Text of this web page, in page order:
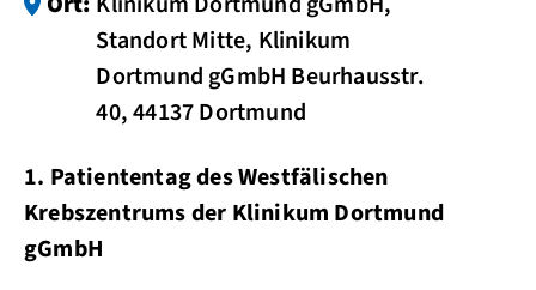
Standort Mitte, Klinikum
Dortmund gGmbH Beurhausstr.
40, 44137 Dortmund
1. Patiententag des Westfälischen
Krebszentrums der Klinikum Dortmund
gGmbH